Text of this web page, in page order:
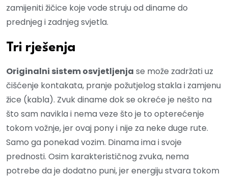
zamijeniti žičice koje vode struju od diname do
prednjeg i zadnjeg svjetla.
Tri rješenja
Originalni sistem osvjetljenja se može zadržati uz
čišćenje kontakata, pranje požutjelog stakla i zamjenu
žice (kabla). Zvuk diname dok se okreće je nešto na
što sam navikla i nema veze što je to opterećenje
tokom vožnje, jer ovaj pony i nije za neke duge rute.
Samo ga ponekad vozim. Dinama ima i svoje
prednosti. Osim karakterističnog zvuka, nema
potrebe da je dodatno puni, jer energiju stvara tokom